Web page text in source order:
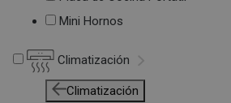
Mini Hornos
Climatización
Climatización